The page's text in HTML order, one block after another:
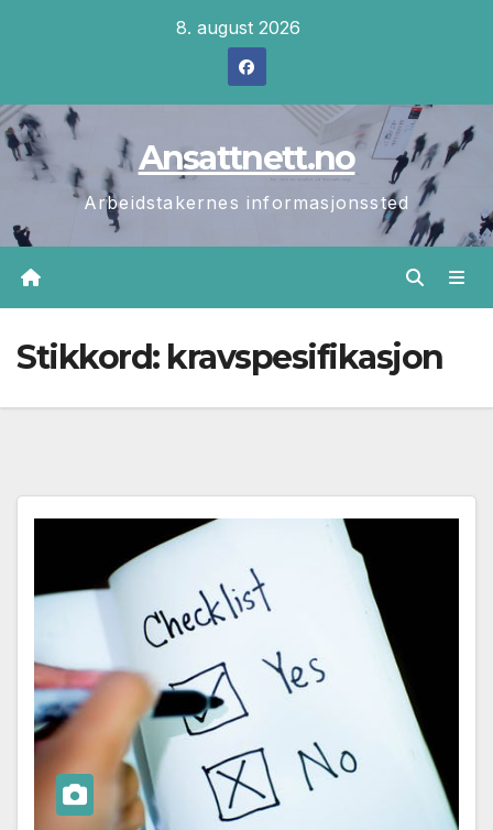
8. august 2026
Ansattnett.no
Arbeidstakernes informasjonssted
Stikkord: kravspesifikasjon